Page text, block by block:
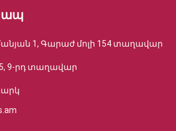
1, Գարաժ մոլի 154 տաղավար
5, 9-րդ տաղավար